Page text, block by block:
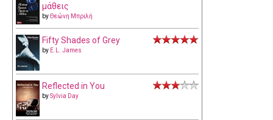
μάθεις
byΘεώνη Μπριλή
Fifty Shades of Grey
by E.L. James
Reflected in You
bySylvia Day